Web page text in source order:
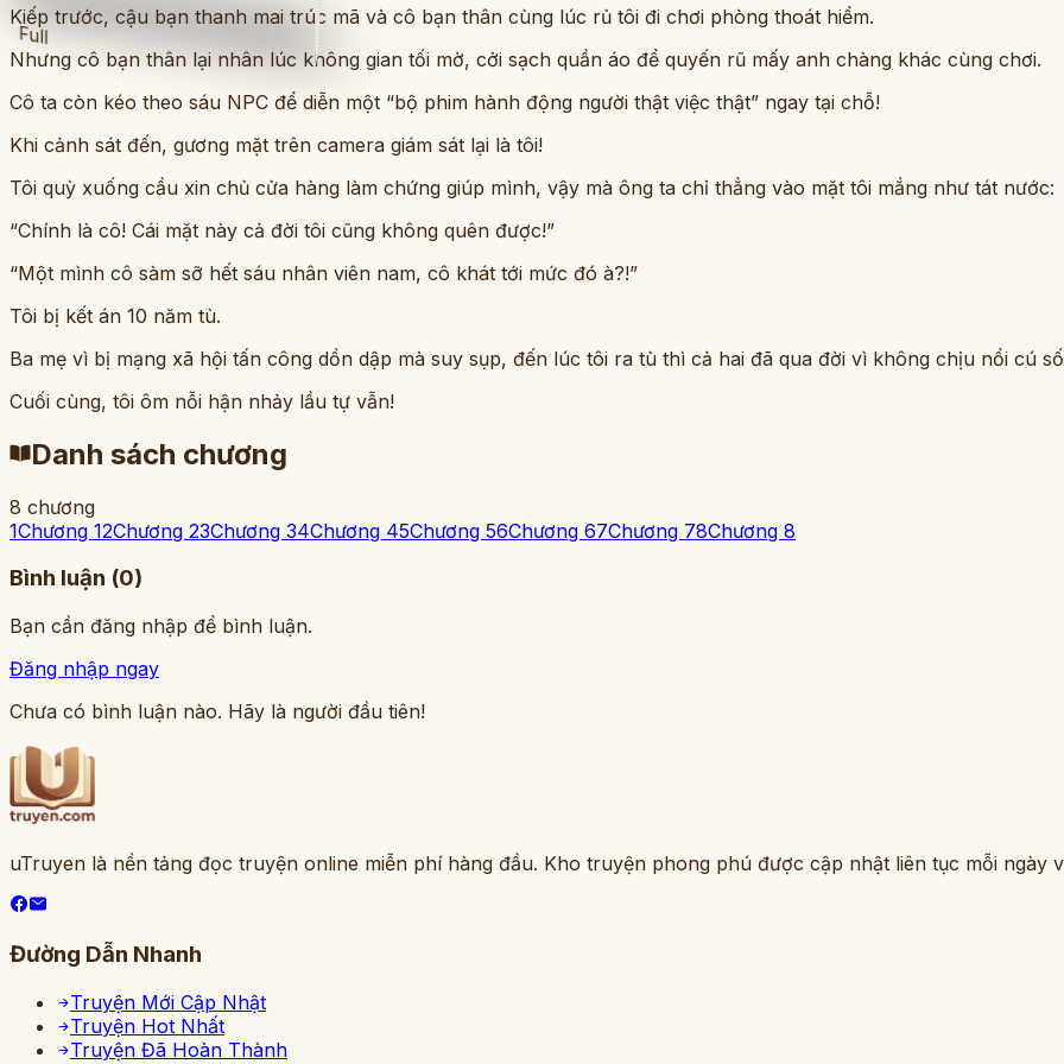
Full
Kiếp trước, cậu bạn thanh mai trúc mã và cô bạn thân cùng lúc rủ tôi đi chơi phòng thoát hiểm.
Nhưng cô bạn thân lại nhân lúc không gian tối mờ, cởi sạch quần áo để quyến rũ mấy anh chàng khác cùng chơi.
Cô ta còn kéo theo sáu NPC để diễn một “bộ phim hành động người thật việc thật” ngay tại chỗ!
Khi cảnh sát đến, gương mặt trên camera giám sát lại là tôi!
Tôi quỳ xuống cầu xin chủ cửa hàng làm chứng giúp mình, vậy mà ông ta chỉ thẳng vào mặt tôi mắng như tát nước:
“Chính là cô! Cái mặt này cả đời tôi cũng không quên được!”
“Một mình cô sàm sỡ hết sáu nhân viên nam, cô khát tới mức đó à?!”
Tôi bị kết án 10 năm tù.
Ba mẹ vì bị mạng xã hội tấn công dồn dập mà suy sụp, đến lúc tôi ra tù thì cả hai đã qua đời vì không chịu nổi cú
Cuối cùng, tôi ôm nỗi hận nhảy lầu tự vẫn!
Danh sách chương
8 chương
1Chương 12Chương 23Chương 34Chương 45Chương 56Chương 67Chương 78Chương 8
Bình luận (0)
Bạn cần đăng nhập để bình luận.
Đăng nhập ngay
Chưa có bình luận nào. Hãy là người đầu tiên!
uTruyen là nền tảng đọc truyện online miễn phí hàng đầu. Kho truyện phong phú được cập nhật liên tục mỗi ngày
Đường Dẫn Nhanh
Truyện Mới Cập Nhật
Truyện Hot Nhất
Truyện Đã Hoàn Thành